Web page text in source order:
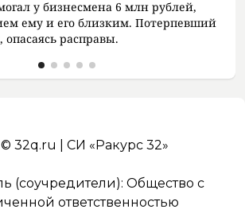
у бизнесмена 6 млн рублей,
ему и его близким. Потерпевший
опасаясь расправы.
32q.ru | СИ «Ракурс 32»
(соучредители): Общество с
ответственностью